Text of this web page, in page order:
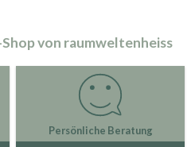
von raumweltenheiss
Persönliche Beratung